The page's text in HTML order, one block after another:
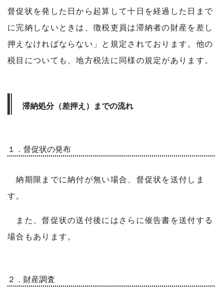
督促状を発した日から起算して十日を経過した日まで
に完納しないときは、徴税吏員は滞納者の財産を差し
押えなければならない」と規定されております。他の
税目についても、地方税法に同様の規定があります。
滞納処分（差押え）までの流れ
１．督促状の発布
納期限までに納付が無い場合、督促状を送付しま
す。
また、督促状の送付後にはさらに催告書を送付する
場合もあります。
２．財産調査